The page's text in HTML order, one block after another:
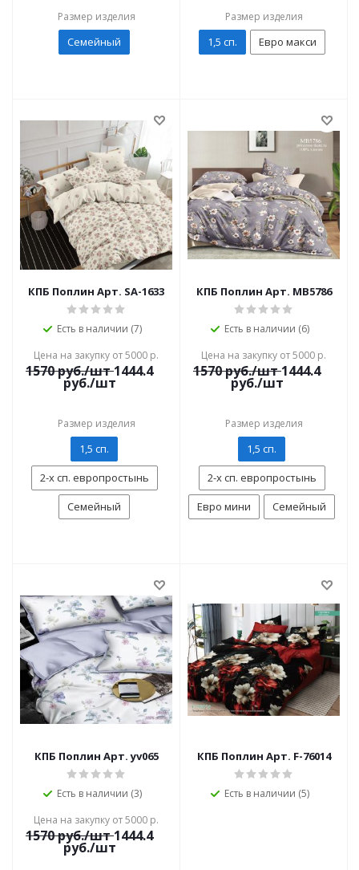
Размер изделия
Семейный
Размер изделия
1,5 сп. Евро макси
КПБ Поплин Арт. SA-1633
Есть в наличии (7)
Цена на закупку от 5000 р.
1570руб./шт 1444.4
руб./шт
Размер изделия
1,5 сп.
2-х сп. европростынь
Семейный
КПБ Поплин Арт. MB5786
Есть в наличии (6)
Цена на закупку от 5000 р.
1570руб./шт 1444.4
руб./шт
Размер изделия
1,5 сп.
2-х сп. европростынь
Евро мини
Семейный
КПБ Поплин Арт. yv065
Есть в наличии (3)
Цена на закупку от 5000 р.
1570руб./шт 1444.4
руб./шт
КПБ Поплин Арт. F-76014
Есть в наличии (5)